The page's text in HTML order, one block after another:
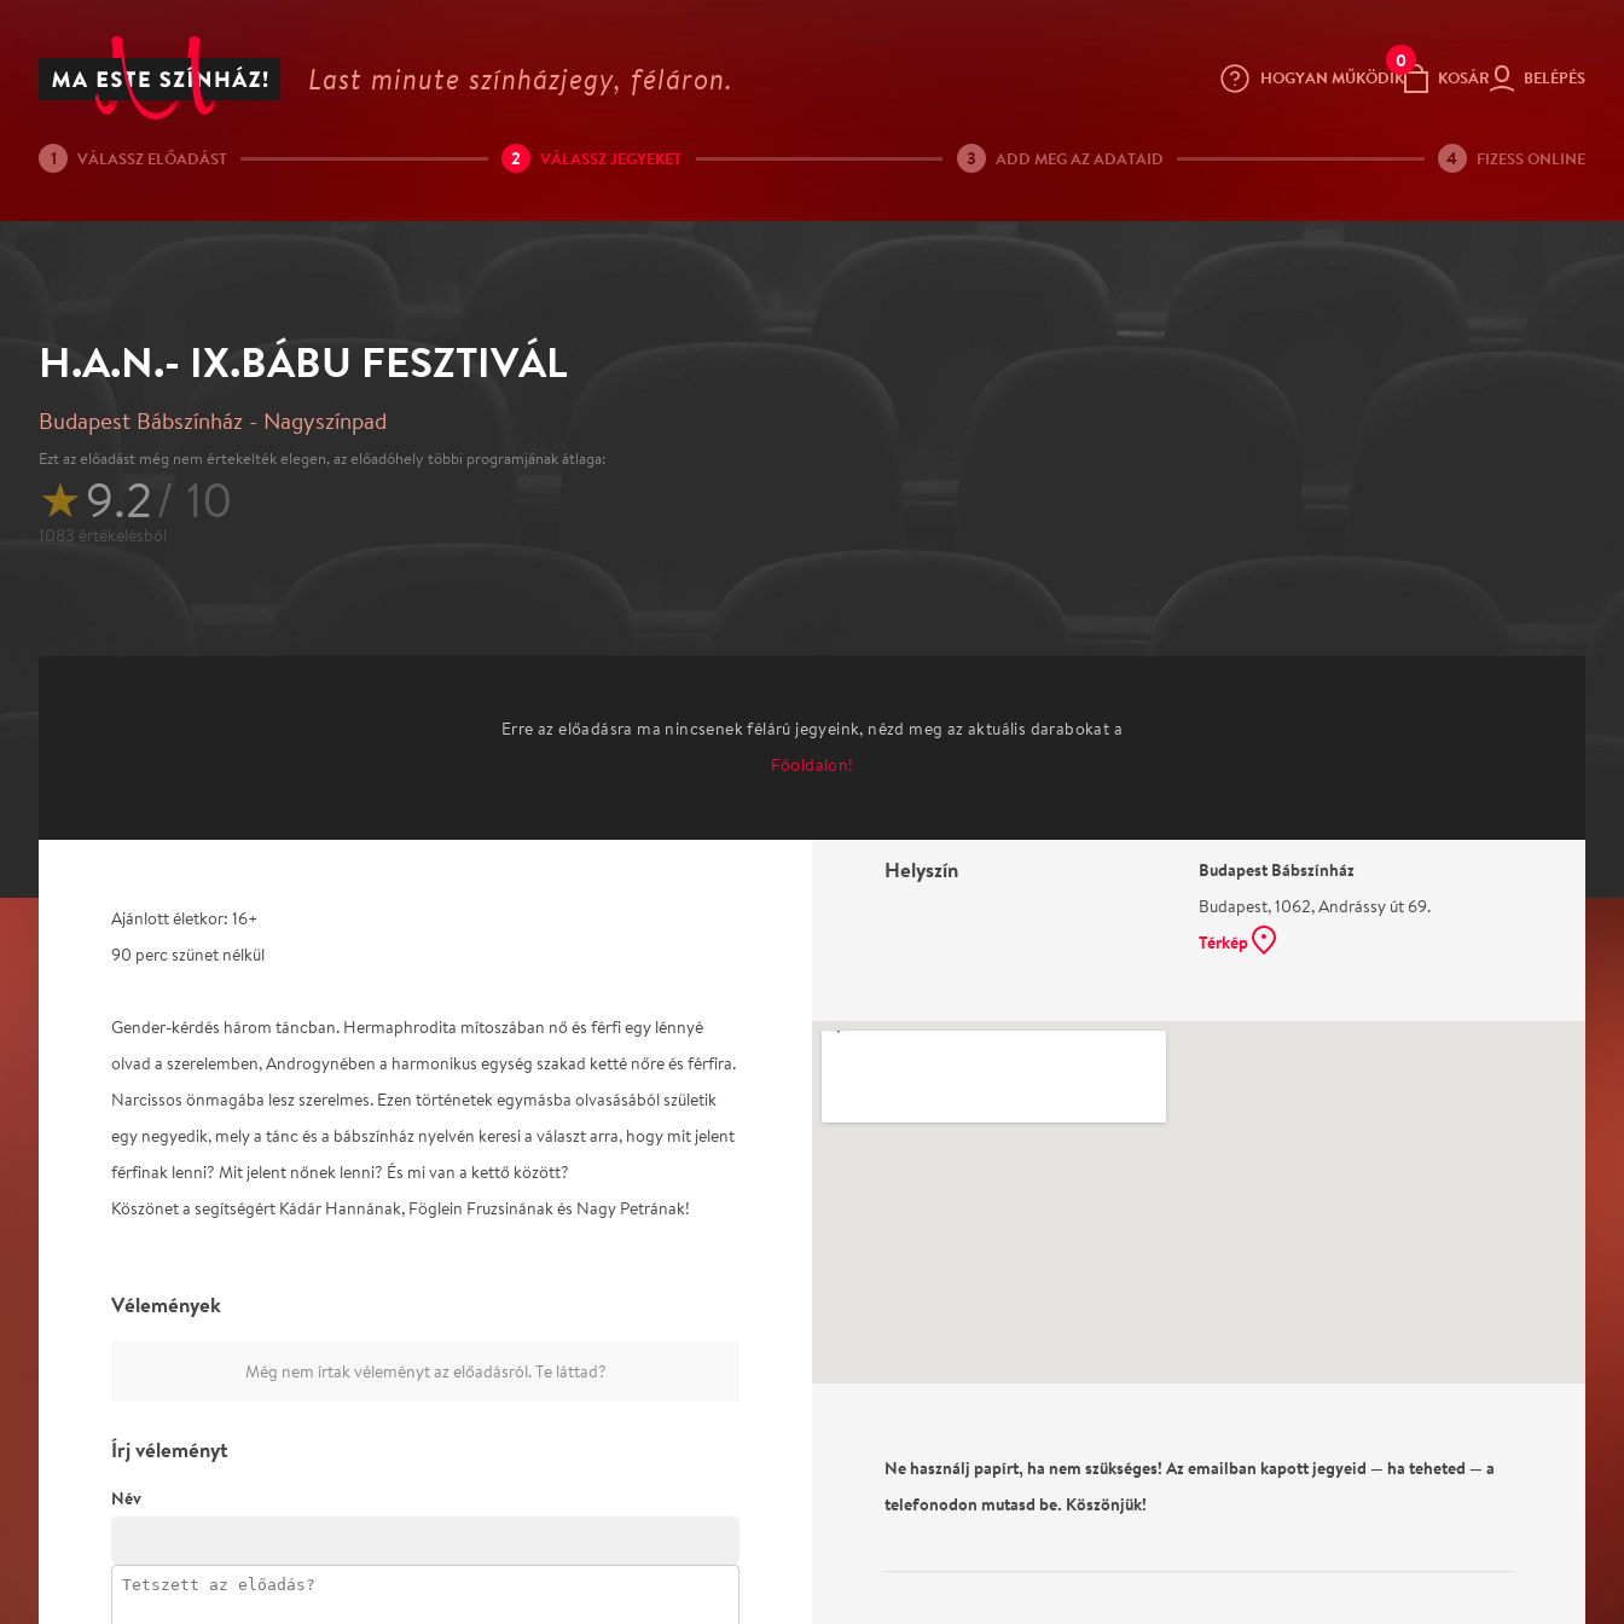
Last minute színházjegy, féláron. HOGYAN MŰKÖDIK
0
KOSÁR BELÉPÉS
1 VÁLASSZ ELŐADÁST 2 VÁLASSZ JEGYEKET 3 ADD MEG AZ ADATAID 4 FIZESS ONLINE
H.A.N.- IX.BÁBU FESZTIVÁL
Budapest Bábszínház - Nagyszínpad
Ezt az előadást még nem értekelték elegen, az előadóhely többi programjának átlaga:
★9.2/ 10
1083 értékelésből
Erre az előadásra ma nincsenek félárú jegyeink, nézd meg az aktuális darabokat a
Főoldalon!
Ajánlott életkor: 16+
90 perc szünet nélkül
Gender-kérdés három táncban. Hermaphrodita mítoszában nő és férfi egy lénnyé
olvad a szerelemben, Androgynében a harmonikus egység szakad ketté nőre és férfira.
Narcissos önmagába lesz szerelmes. Ezen történetek egymásba olvasásából születik
egy negyedik, mely a tánc és a bábszínház nyelvén keresi a választ arra, hogy mit jelent
férfinak lenni? Mit jelent nőnek lenni? És mi van a kettő között?
Köszönet a segítségért Kádár Hannának, Föglein Fruzsinának és Nagy Petrának!
Helyszín Budapest Bábszínház
Budapest, 1062, Andrássy út 69.
Térkép
Ne használj papírt, ha nem szükséges! Az emailban kapott jegyeid — ha teheted — a
telefonodon mutasd be. Köszönjük!
Vélemények
Még nem írtak véleményt az előadásról. Te láttad?
Írj véleményt
Név